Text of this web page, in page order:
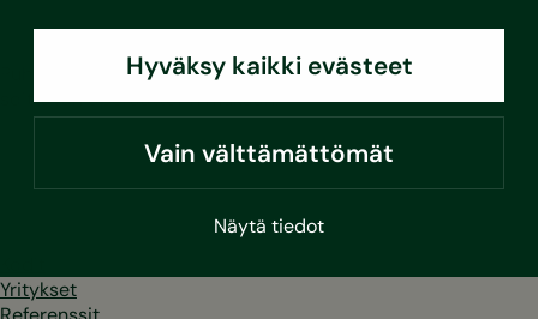
Hyväksy kaikki evästeet
Vain välttämättömät
Näytä tiedot
Puhelut 030/010-alkuisiin numeroihin hinnoitellaan
soittavan operaattorin mukaan.
Instagram
Youtube
Yritykset